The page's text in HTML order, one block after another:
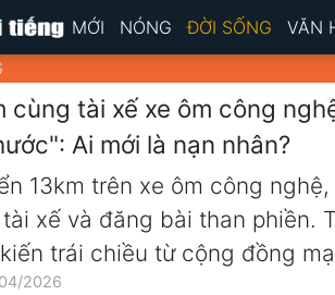
MỚI NÓNG ĐỜI SỐNG VĂN
cùng tài xế xe ôm công
Ai mới là nạn nhân?
13km trên xe ôm công
xế và đăng bài than phiền.
trái chiều từ cộng đồng
2026